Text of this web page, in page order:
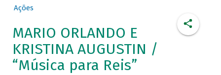
Ações
MARIO ORLANDO E
KRISTINA AUGUSTIN /
“Música para Reis”